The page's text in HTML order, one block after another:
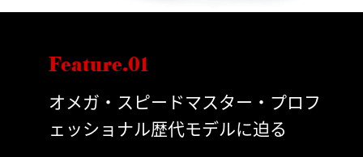
Feature.01
オメガ・スピードマスター・プロフ
ェッショナル歴代モデルに迫る